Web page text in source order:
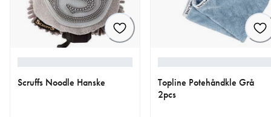
Scruffs Noodle Hanske
Topline Potehåndkle Grå
2pcs